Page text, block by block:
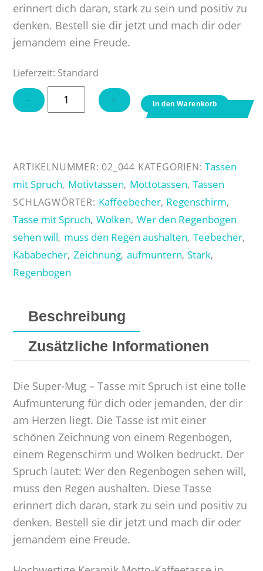
erinnert dich daran, stark zu sein und positiv zu
denken. Bestell sie dir jetzt und mach dir oder
jemandem eine Freude.
Lieferzeit: Standard
−
Tasse
"Wer
sehen
will"
Menge
+ In den Warenkorb
ARTIKELNUMMER: 02_044 KATEGORIEN:Tassen
mit Spruch, Motivtassen, Mottotassen,Tassen
SCHLAGWÖRTER: Kaffeebecher, Regenschirm,
Tasse mit Spruch, Wolken, Wer den Regenbogen
sehen will, muss den Regen aushalten, Teebecher,
Kababecher, Zeichnung, aufmuntern,Stark,
Regenbogen
Beschreibung
Zusätzliche Informationen
Die Super-Mug – Tasse mit Spruch ist eine tolle
Aufmunterung für dich oder jemanden, der dir
am Herzen liegt. Die Tasse ist mit einer
schönen Zeichnung von einem Regenbogen,
einem Regenschirm und Wolken bedruckt. Der
Spruch lautet: Wer den Regenbogen sehen will,
muss den Regen aushalten. Diese Tasse
erinnert dich daran, stark zu sein und positiv zu
denken. Bestell sie dir jetzt und mach dir oder
jemandem eine Freude.